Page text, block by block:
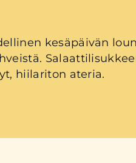
kesäpäivän
hiilariton ateria.